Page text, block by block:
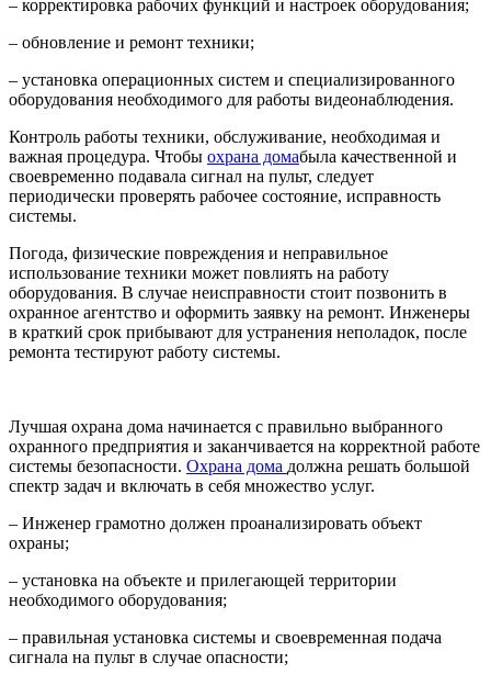
– корректировка рабочих функций и настроек оборудования;
– обновление и ремонт техники;
– установка операционных систем и специализированного
оборудования необходимого для работы видеонаблюдения.
Контроль работы техники, обслуживание, необходимая и
важная процедура. Чтобы охрана домабыла качественной и
своевременно подавала сигнал на пульт, следует
периодически проверять рабочее состояние, исправность
системы.
Погода, физические повреждения и неправильное
использование техники может повлиять на работу
оборудования. В случае неисправности стоит позвонить в
охранное агентство и оформить заявку на ремонт. Инженеры
в краткий срок прибывают для устранения неполадок, после
ремонта тестируют работу системы.
Лучшая охрана дома начинается с правильно выбранного
охранного предприятия и заканчивается на корректной работе
системы безопасности. Охрана дома должна решать большой
спектр задач и включать в себя множество услуг.
– Инженер грамотно должен проанализировать объект
охраны;
– установка на объекте и прилегающей территории
необходимого оборудования;
– правильная установка системы и своевременная подача
сигнала на пульт в случае опасности;